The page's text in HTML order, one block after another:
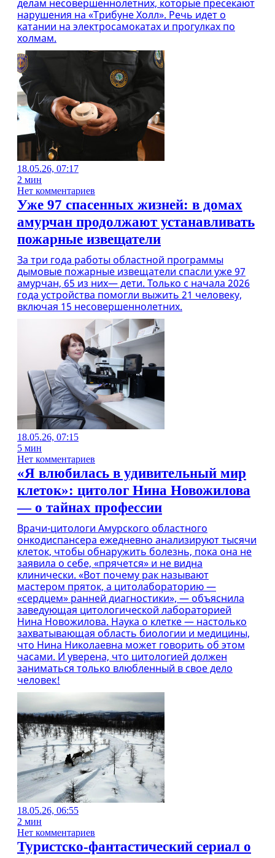
делам несовершеннолетних, которые пресекают
нарушения на «Трибуне Холл». Речь идет о
катании на электросамокатах и прогулках по
холмам.
18.05.26, 07:17
2 мин
Нет комментариев
Уже 97 спасенных жизней: в домах
амурчан продолжают устанавливать
пожарные извещатели
За три года работы областной программы
дымовые пожарные извещатели спасли уже 97
амурчан, 65 из них— дети. Только с начала 2026
года устройства помогли выжить 21 человеку,
включая 15 несовершеннолетних.
18.05.26, 07:15
5 мин
Нет комментариев
«Я влюбилась в удивительный мир
клеток»: цитолог Нина Новожилова
— о тайнах профессии
Врачи-цитологи Амурского областного
онкодиспансера ежедневно анализируют тысячи
клеток, чтобы обнаружить болезнь, пока она не
заявила о себе, «прячется» и не видна
клинически. «Вот почему рак называют
мастером пряток, а цитолабораторию —
«сердцем» ранней диагностики», — объяснила
заведующая цитологической лабораторией
Нина Новожилова. Наука о клетке — настолько
захватывающая область биологии и медицины,
что Нина Николаевна может говорить об этом
часами. И уверена, что цитологией должен
заниматься только влюбленный в свое дело
человек!
18.05.26, 06:55
2 мин
Нет комментариев
Туристско-фантастический сериал о